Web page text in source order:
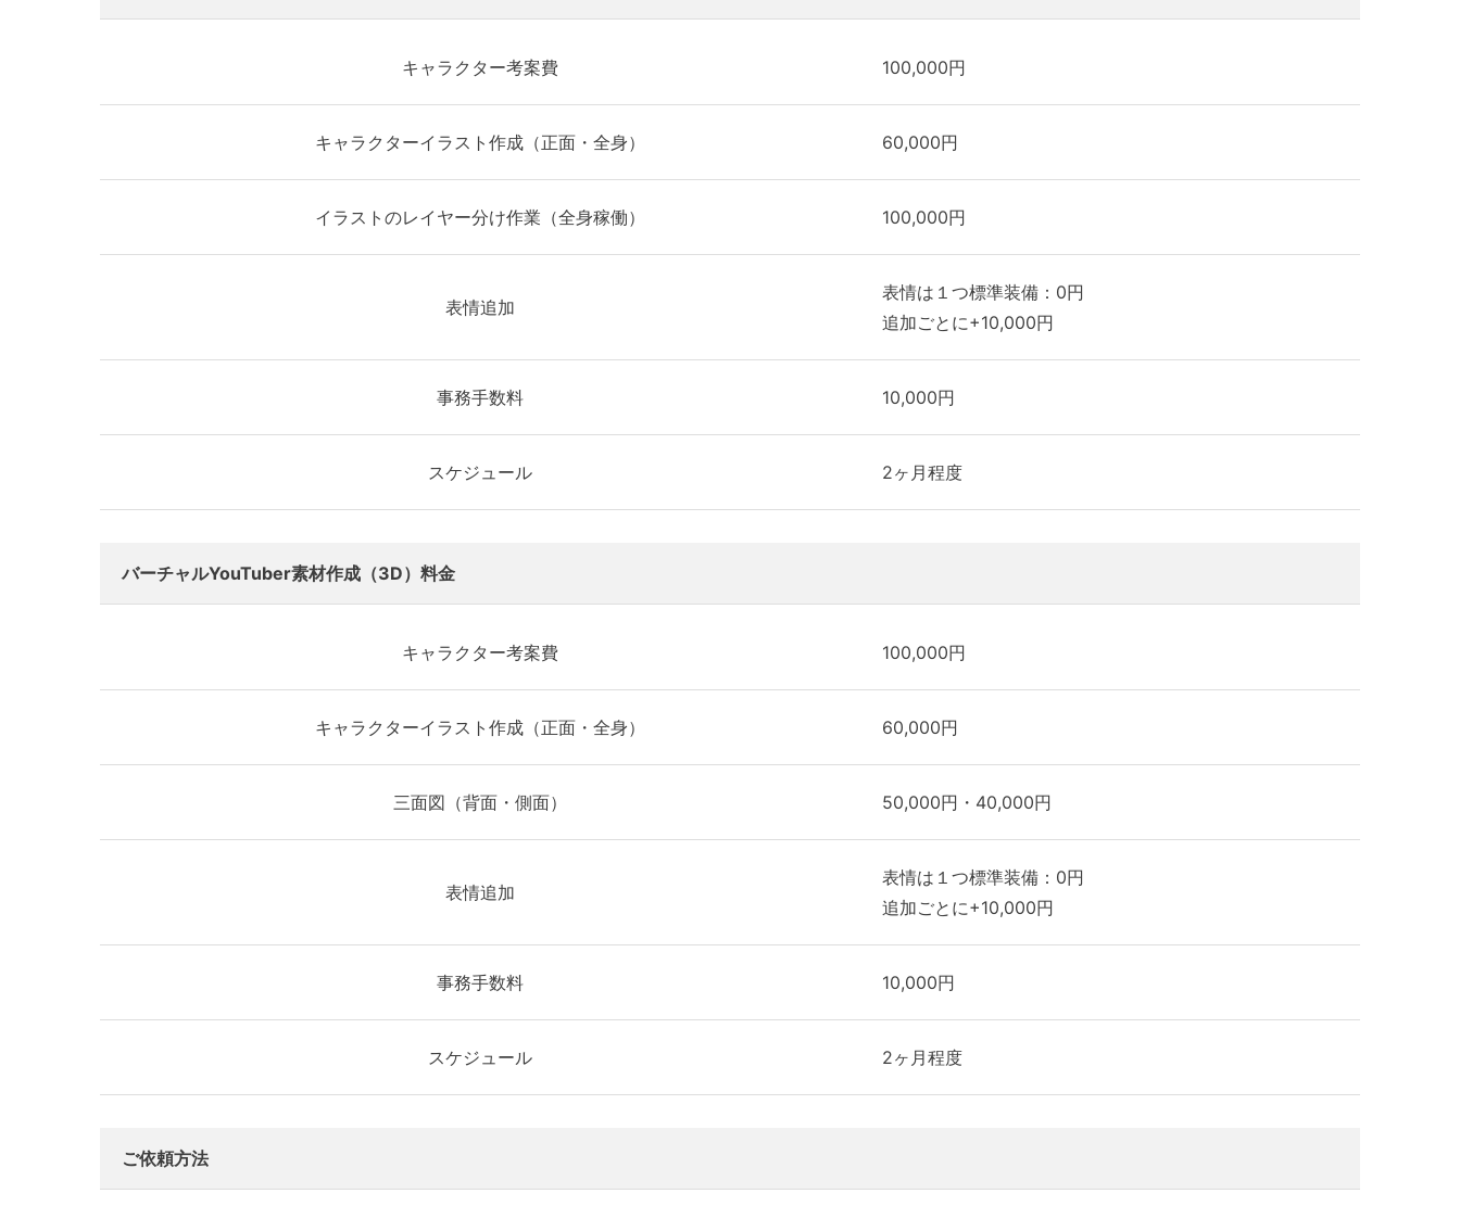
キャラクター考案費 100,000円
キャラクターイラスト作成（正面・全身） 60,000円
イラストのレイヤー分け作業（全身稼働） 100,000円
表情追加
表情は１つ標準装備：0円
追加ごとに+10,000円
事務手数料 10,000円
スケジュール 2ヶ月程度
バーチャルYouTuber素材作成（3D）料金
キャラクター考案費 100,000円
キャラクターイラスト作成（正面・全身） 60,000円
三面図（背面・側面） 50,000円・40,000円
表情追加
表情は１つ標準装備：0円
追加ごとに+10,000円
事務手数料 10,000円
スケジュール 2ヶ月程度
ご依頼方法